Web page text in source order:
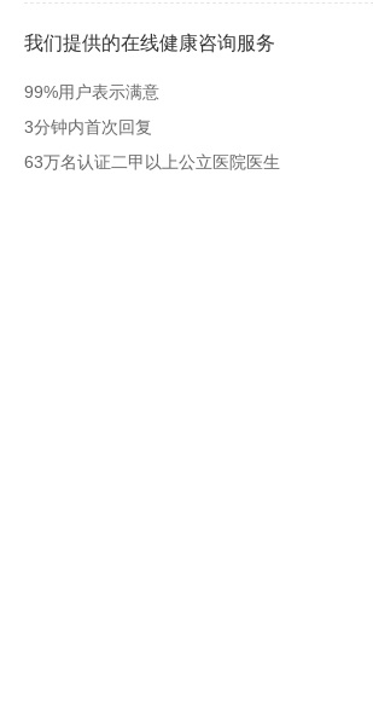
我们提供的在线健康咨询服务
99%用户表示满意
3分钟内首次回复
63万名认证二甲以上公立医院医生